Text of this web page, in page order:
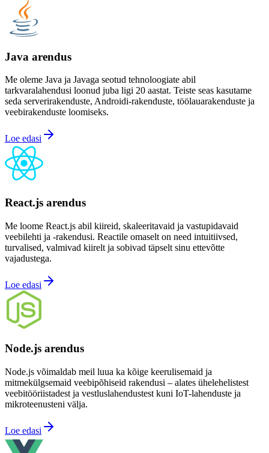
Java arendus
Me oleme Java ja Javaga seotud tehnoloogiate abil
tarkvaralahendusi loonud juba ligi 20 aastat. Teiste seas kasutame
seda serverirakenduste, Androidi-rakenduste, töölauarakenduste ja
veebirakenduste loomiseks.
Loe edasi
React.js arendus
Me loome React.js abil kiireid, skaleeritavaid ja vastupidavaid
veebilehti ja -rakendusi. Reactile omaselt on need intuitiivsed,
turvalised, valmivad kiirelt ja sobivad täpselt sinu ettevõtte
vajadustega.
Loe edasi
Node.js arendus
Node.js võimaldab meil luua ka kõige keerulisemaid ja
mitmekülgsemaid veebipõhiseid rakendusi – alates ühelehelistest
veebitööriistadest ja vestluslahendustest kuni IoT-lahenduste ja
mikroteenusteni välja.
Loe edasi